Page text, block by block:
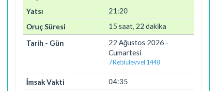
21:20
15 saat, 22 dakika
22 Ağustos 2026 -
Cumartesi
7 Rebiülevvel 1448
04:35